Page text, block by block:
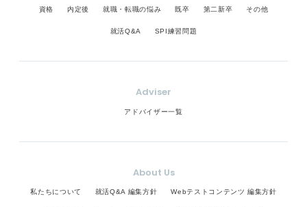
資格 内定後 就職・転職の悩み 既卒 第二新卒 その他
就活Q&A SPI練習問題
Adviser
アドバイザー一覧
About Us
私たちについて 就活Q&A 編集方針 Webテストコンテンツ 編集方針